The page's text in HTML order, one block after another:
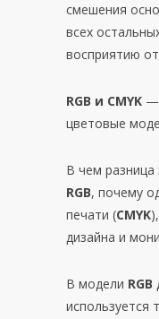
смешения
всех
восприятию
RGB и CMYK —
цветовые
В чем разница
RGB, почему
печати (CMYK
дизайна и
В модели RGB
используется